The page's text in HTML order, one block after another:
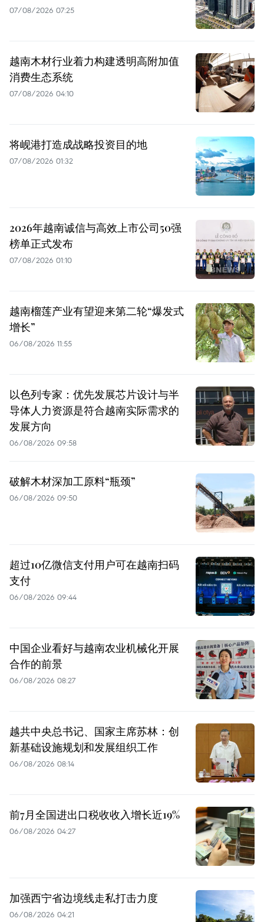
07/08/2026 07:25
越南木材行业着力构建透明高附加值
消费生态系统
07/08/2026 04:10
将岘港打造成战略投资目的地
07/08/2026 01:32
2026年越南诚信与高效上市公司50强
榜单正式发布
07/08/2026 01:10
越南榴莲产业有望迎来第二轮“爆发式
增长”
06/08/2026 11:55
以色列专家：优先发展芯片设计与半
导体人力资源是符合越南实际需求的
发展方向
06/08/2026 09:58
破解木材深加工原料“瓶颈”
06/08/2026 09:50
超过10亿微信支付用户可在越南扫码
支付
06/08/2026 09:44
中国企业看好与越南农业机械化开展
合作的前景
06/08/2026 08:27
越共中央总书记、国家主席苏林：创
新基础设施规划和发展组织工作
06/08/2026 08:14
前7月全国进出口税收收入增长近19%
06/08/2026 04:27
加强西宁省边境线走私打击力度
06/08/2026 04:21